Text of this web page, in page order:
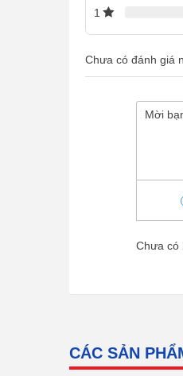
1
Chưa có đánh giá
Chưa có
CÁC SẢN